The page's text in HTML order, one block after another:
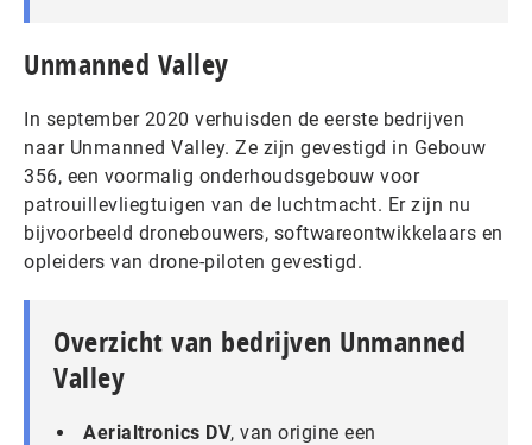
Unmanned Valley
In september 2020 verhuisden de eerste bedrijven
naar Unmanned Valley. Ze zijn gevestigd in Gebouw
356, een voormalig onderhoudsgebouw voor
patrouillevliegtuigen van de luchtmacht. Er zijn nu
bijvoorbeeld dronebouwers, softwareontwikkelaars en
opleiders van drone-piloten gevestigd.
Overzicht van bedrijven Unmanned
Valley
Aerialtronics DV, van origine een